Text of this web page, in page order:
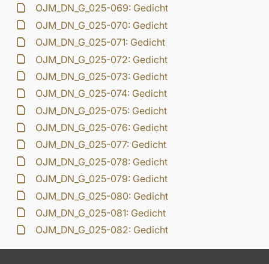
OJM_DN_G_025-069: Gedicht
OJM_DN_G_025-070: Gedicht
OJM_DN_G_025-071: Gedicht
OJM_DN_G_025-072: Gedicht
OJM_DN_G_025-073: Gedicht
OJM_DN_G_025-074: Gedicht
OJM_DN_G_025-075: Gedicht
OJM_DN_G_025-076: Gedicht
OJM_DN_G_025-077: Gedicht
OJM_DN_G_025-078: Gedicht
OJM_DN_G_025-079: Gedicht
OJM_DN_G_025-080: Gedicht
OJM_DN_G_025-081: Gedicht
OJM_DN_G_025-082: Gedicht